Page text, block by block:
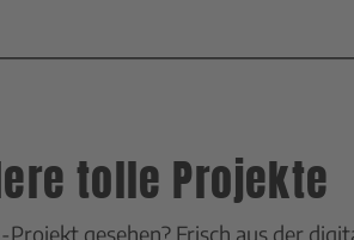
tolle Projekte
gesehen? Frisch aus der